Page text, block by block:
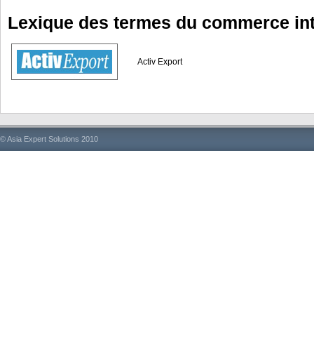
Lexique des termes du commerce
Activ Export
© Asia Expert Solutions 2010